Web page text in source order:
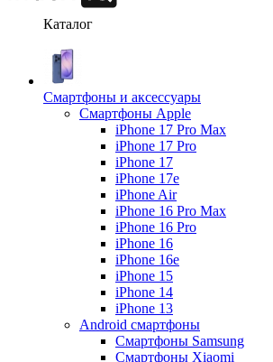
Каталог
Смартфоны и аксессуары
Смартфоны Apple
iPhone 17 Pro Max
iPhone 17 Pro
iPhone 17
iPhone 17e
iPhone Air
iPhone 16 Pro Max
iPhone 16 Pro
iPhone 16
iPhone 16e
iPhone 15
iPhone 14
iPhone 13
Android cмартфоны
Смартфоны Samsung
Смартфоны Xiaomi